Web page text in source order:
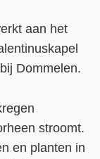
aan het
Dommelen.
stroomt.
en planten in